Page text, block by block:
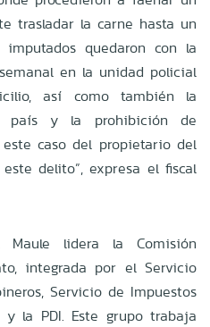
trasladar la carne hasta un
quedaron con la
en la unidad policial
así como también la
país y la prohibición de
caso del propietario del
delito”, expresa el fiscal
Maule lidera la Comisión
integrada por el Servicio
Servicio de Impuestos
la PDI. Este grupo trabaja